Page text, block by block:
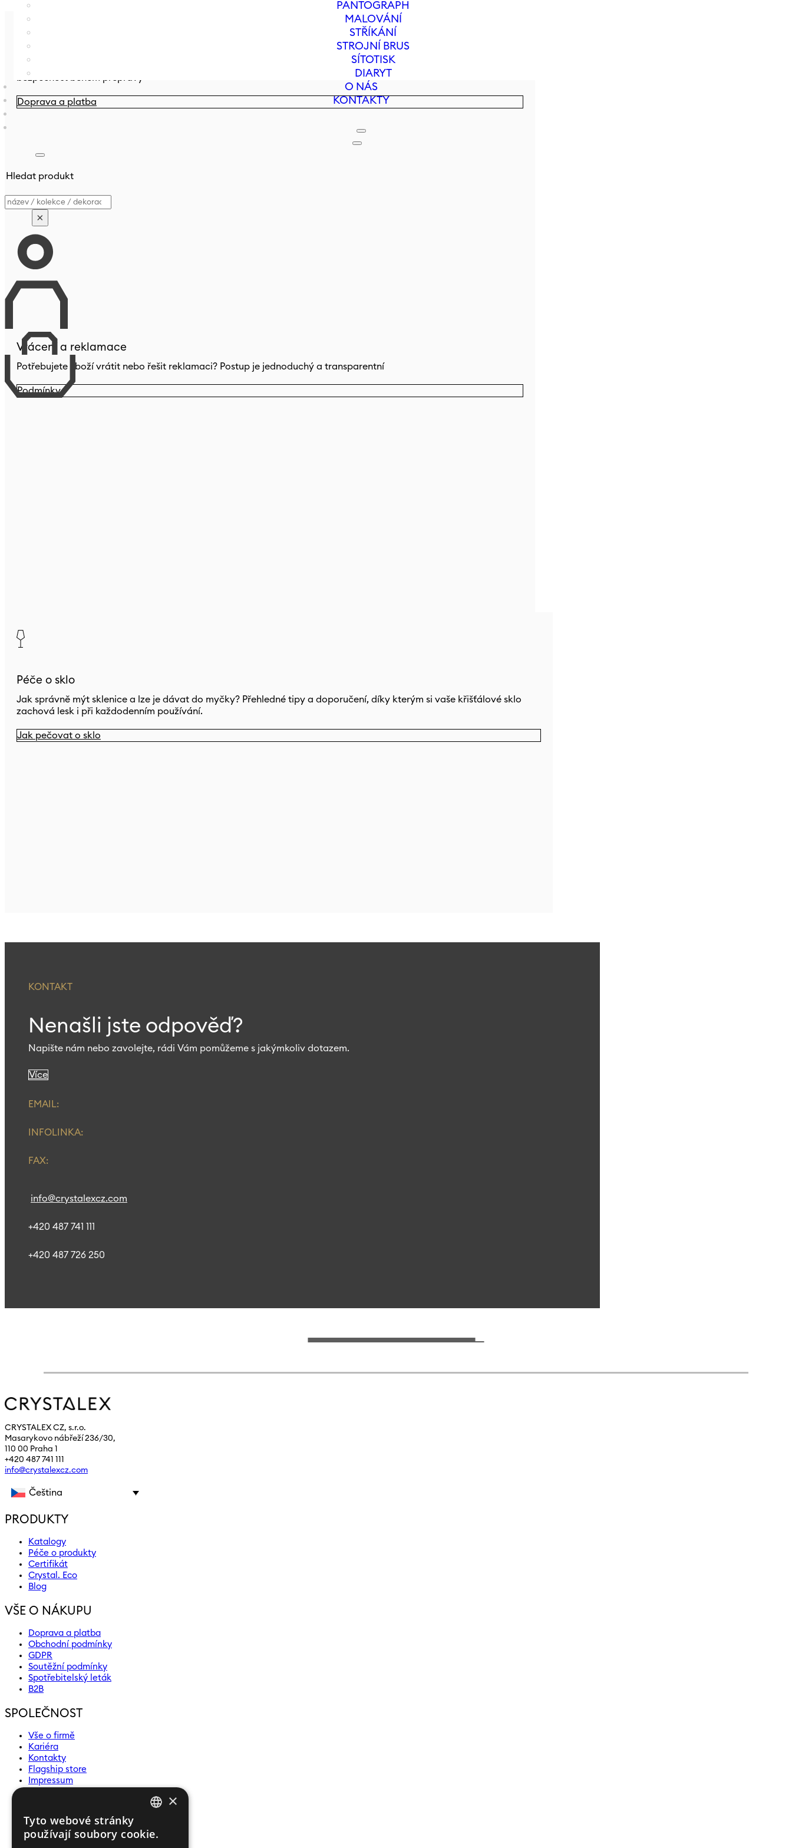
PANTOGRAPH
MALOVÁNÍ
STŘÍKÁNÍ
STROJNÍ BRUS
SÍTOTISK
DIARYT
O NÁS
KONTAKTY
Hledat produkt
Vyhledávání
×
Doprava a platba
Přehled možnosti doručení, platebních metod a dodacích lhůt. Vaše objednávky pečlivě balíme pro maximální
bezpečnost během přepravy
Doprava a platba
Vrácení a reklamace
Potřebujete zboží vrátit nebo řešit reklamaci? Postup je jednoduchý a transparentní
Podmínky
Péče o sklo
Jak správně mýt sklenice a lze je dávat do myčky? Přehledné tipy a doporučení, díky kterým si vaše křišťálové sklo
zachová lesk i při každodenním používání.
Jak pečovat o sklo
KONTAKT
Nenašli jste odpověď?
Napište nám nebo zavolejte, rádi Vám pomůžeme s jakýmkoliv dotazem.
Více
EMAIL:
INFOLINKA:
FAX:
info@crystalexcz.com
+420 487 741 111
+420 487 726 250
CRYSTALEX CZ, s.r.o.
Masarykovo nábřeží 236/30,
110 00 Praha 1
+420 487 741 111
info@crystalexcz.com
Čeština
PRODUKTY
Katalogy
Péče o produkty
Certifikát
Crystal. Eco
Blog
VŠE O NÁKUPU
Doprava a platba
Obchodní podmínky
GDPR
Soutěžní podmínky
Spotřebitelský leták
B2B
SPOLEČNOST
Vše o firmě
Kariéra
Kontakty
Flagship store
Impressum
NEWSLETTER
×
Tyto webové stránky
používají soubory cookie.